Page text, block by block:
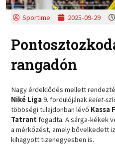
Sportime 2025-09-29
rangadón
Nagy érdeklődés mellett
Niké Liga9. fordulójánakkelet-
többségi tulajdonban lévő Kassa
Tatrant fogadta. A sárga-kékek
a mérkőzést, amely bővelkedett
kihagyott tizenegyesben is.